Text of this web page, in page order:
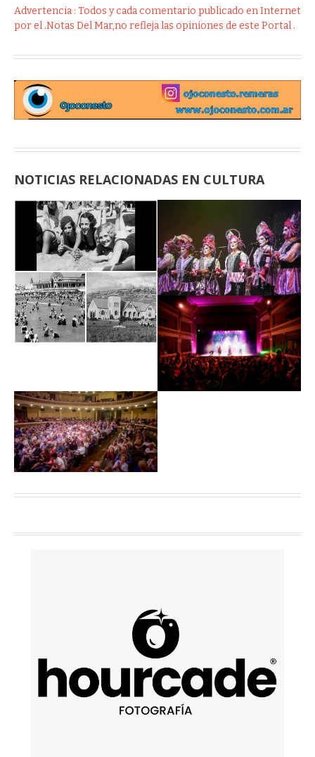
Advertencia : Todos y cada comentario publicado en Internet
por el .Notas Del Mar,no refleja las opiniones de este Portal .
NOTICIAS RELACIONADAS EN CULTURA